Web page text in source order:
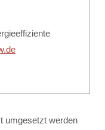
umgesetzt werden